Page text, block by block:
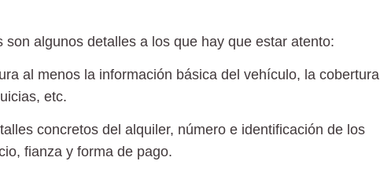
algunos detalles a los que hay que estar atento:
al menos la información básica del vehículo, la cobertura
etc.
concretos del alquiler, número e identificación de los
fianza y forma de pago.